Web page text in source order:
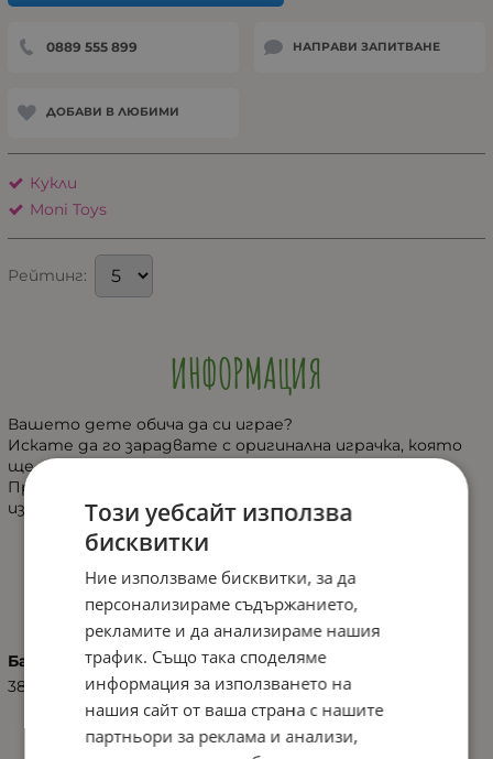
0889 555 899 НАПРАВИ ЗАПИТВАНЕ
ДОБАВИ В ЛЮБИМИ
Кукли
Moni Toys
Рейтинг:
ИНФОРМАЦИЯ
Вашето дете обича да си играе?
Искате да го зарадвате с оригинална играчка, която
ще превърне дните му в истинско забавление?
Представяме Ви тази страхотна кукла, която
изглежда като истинско бебе.
ХАРАКТЕРИСТИКИ
Баркод (ISBN, UPC, др.)
380014622218
Този уебсайт използва
бисквитки
Ние използваме бисквитки, за да
персонализираме съдържанието,
рекламите и да анализираме нашия
трафик. Също така споделяме
информация за използването на
нашия сайт от ваша страна с нашите
партньори за реклама и анализи,